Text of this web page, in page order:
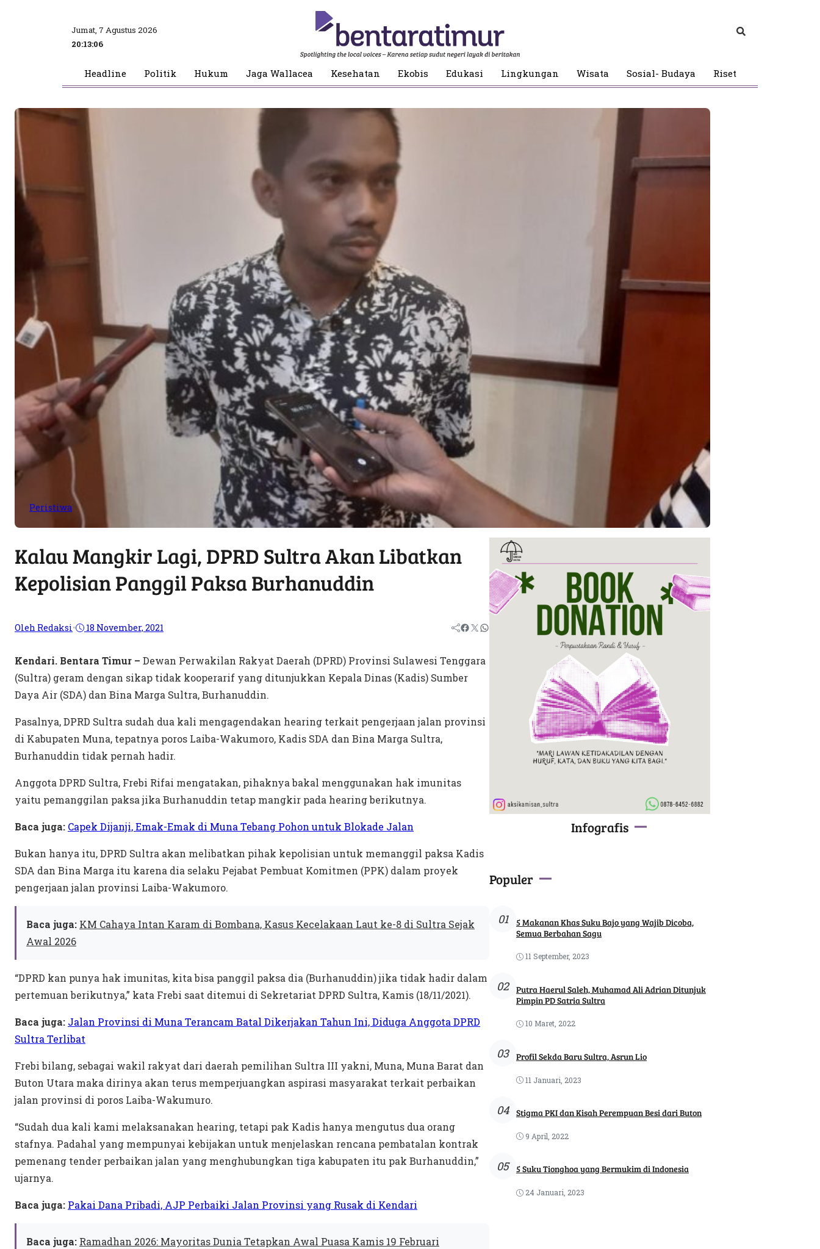
Jumat, 7 Agustus 2026
20:13:07
Headline Politik Hukum Jaga Wallacea Kesehatan Ekobis Edukasi Lingkungan Wisata Sosial- Budaya Riset
Peristiwa
Kalau Mangkir Lagi, DPRD Sultra Akan Libatkan
Kepolisian Panggil Paksa Burhanuddin
Oleh Redaksi• 18 November, 2021
Kendari. Bentara Timur – Dewan Perwakilan Rakyat Daerah (DPRD) Provinsi Sulawesi Tenggara
(Sultra) geram dengan sikap tidak kooperarif yang ditunjukkan Kepala Dinas (Kadis) Sumber
Daya Air (SDA) dan Bina Marga Sultra, Burhanuddin.
Pasalnya, DPRD Sultra sudah dua kali mengagendakan hearing terkait pengerjaan jalan provinsi
di Kabupaten Muna, tepatnya poros Laiba-Wakumoro, Kadis SDA dan Bina Marga Sultra,
Burhanuddin tidak pernah hadir.
Anggota DPRD Sultra, Frebi Rifai mengatakan, pihaknya bakal menggunakan hak imunitas
yaitu pemanggilan paksa jika Burhanuddin tetap mangkir pada hearing berikutnya.
Baca juga: Capek Dijanji, Emak-Emak di Muna Tebang Pohon untuk Blokade Jalan
Bukan hanya itu, DPRD Sultra akan melibatkan pihak kepolisian untuk memanggil paksa Kadis
SDA dan Bina Marga itu karena dia selaku Pejabat Pembuat Komitmen (PPK) dalam proyek
pengerjaan jalan provinsi Laiba-Wakumoro.
Baca juga: KM Cahaya Intan Karam di Bombana, Kasus Kecelakaan Laut ke-8 di Sultra Sejak
Awal 2026
“DPRD kan punya hak imunitas, kita bisa panggil paksa dia (Burhanuddin) jika tidak hadir dalam
pertemuan berikutnya,” kata Frebi saat ditemui di Sekretariat DPRD Sultra, Kamis (18/11/2021).
Baca juga: Jalan Provinsi di Muna Terancam Batal Dikerjakan Tahun Ini, Diduga Anggota DPRD
Sultra Terlibat
Frebi bilang, sebagai wakil rakyat dari daerah pemilihan Sultra III yakni, Muna, Muna Barat dan
Buton Utara maka dirinya akan terus memperjuangkan aspirasi masyarakat terkait perbaikan
jalan provinsi di poros Laiba-Wakumuro.
“Sudah dua kali kami melaksanakan hearing, tetapi pak Kadis hanya mengutus dua orang
stafnya. Padahal yang mempunyai kebijakan untuk menjelaskan rencana pembatalan kontrak
pemenang tender perbaikan jalan yang menghubungkan tiga kabupaten itu pak Burhanuddin,”
ujarnya.
Baca juga: Pakai Dana Pribadi, AJP Perbaiki Jalan Provinsi yang Rusak di Kendari
Baca juga: Ramadhan 2026: Mayoritas Dunia Tetapkan Awal Puasa Kamis 19 Februari
Infografis
Populer
01
5 Makanan Khas Suku Bajo yang Wajib Dicoba,
Semua Berbahan Sagu
11 September, 2023
02
Putra Haerul Saleh, Muhamad Ali Adrian Ditunjuk
Pimpin PD Satria Sultra
10 Maret, 2022
03 Profil Sekda Baru Sultra, Asrun Lio
11 Januari, 2023
04 Stigma PKI dan Kisah Perempuan Besi dari Buton
9 April, 2022
05 5 Suku Tionghoa yang Bermukim di Indonesia
24 Januari, 2023